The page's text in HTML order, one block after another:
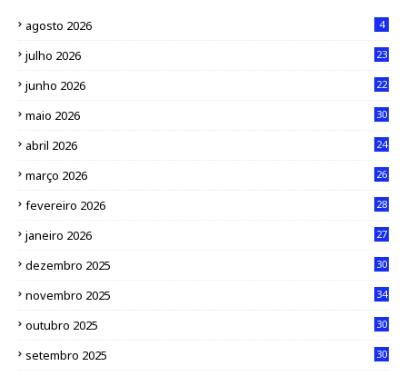
agosto 2026 4
julho 2026 23
junho 2026 22
maio 2026 30
abril 2026 24
março 2026 26
fevereiro 2026 28
janeiro 2026 27
dezembro 2025 30
novembro 2025 34
outubro 2025 30
setembro 2025 30